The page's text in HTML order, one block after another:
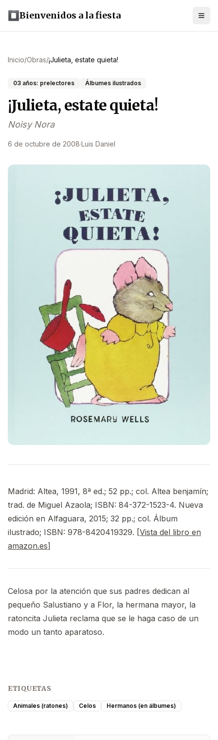
Bienvenidos a la fiesta
Inicio/Obras/¡Julieta, estate quieta!
03 años: prelectores Álbumes ilustrados
¡Julieta, estate quieta!
Noisy Nora
6 de octubre de 2008·Luis Daniel
Madrid: Altea, 1991, 8ª ed.; 52 pp.; col. Altea benjamín;
trad. de Miguel Azaola; ISBN: 84-372-1523-4. Nueva
edición en Alfaguara, 2015; 32 pp.; col. Álbum
ilustrado; ISBN: 978-8420419329. [Vista del libro en
amazon.es]
Celosa por la atención que sus padres dedican al
pequeño Salustiano y a Flor, la hermana mayor, la
ratoncita Julieta reclama que se le haga caso de un
modo un tanto aparatoso.
ETIQUETAS
Animales (ratones) Celos Hermanos (en álbumes)